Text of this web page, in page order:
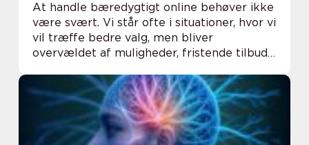
At handle bæredygtigt online behøver ikke
være svært. Vi står ofte i situationer, hvor vi
vil træffe bedre valg, men bliver
overvældet af muligheder, fristende tilbud